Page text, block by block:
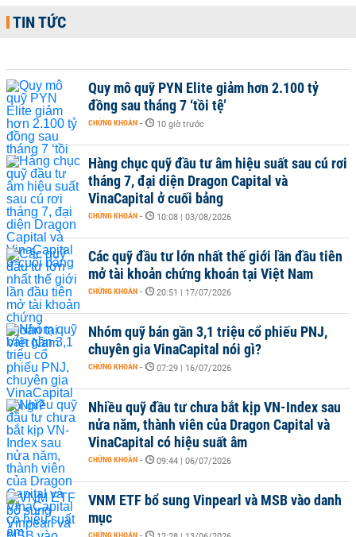
TIN TỨC
Quy mô quỹ PYN Elite giảm hơn 2.100 tỷ
đồng sau tháng 7 ‘tồi tệ’
CHỨNG KHOÁN - 10 giờ trước
Hàng chục quỹ đầu tư âm hiệu suất sau cú rơi
tháng 7, đại diện Dragon Capital và
VinaCapital ở cuối bảng
CHỨNG KHOÁN - 10:08 | 03/08/2026
Các quỹ đầu tư lớn nhất thế giới lần đầu tiên
mở tài khoản chứng khoán tại Việt Nam
CHỨNG KHOÁN - 20:51 | 17/07/2026
Nhóm quỹ bán gần 3,1 triệu cổ phiếu PNJ,
chuyên gia VinaCapital nói gì?
CHỨNG KHOÁN - 07:29 | 16/07/2026
Nhiều quỹ đầu tư chưa bắt kịp VN-Index sau
nửa năm, thành viên của Dragon Capital và
VinaCapital có hiệu suất âm
CHỨNG KHOÁN - 09:44 | 06/07/2026
VNM ETF bổ sung Vinpearl và MSB vào danh
mục
CHỨNG KHOÁN